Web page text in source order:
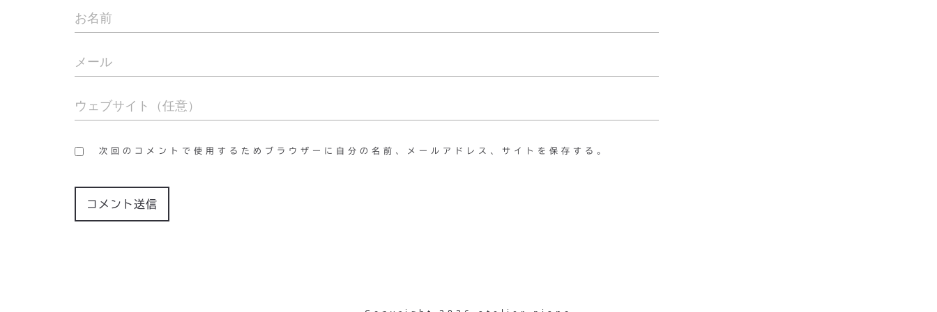
次回のコメントで使用するためブラウザーに自分の名前、メールアドレス、サイトを保存する。